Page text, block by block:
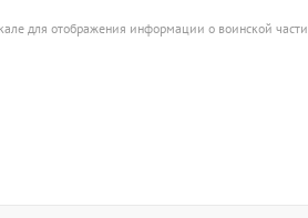
для отображения информации о воинской части